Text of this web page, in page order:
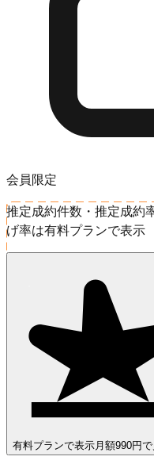
会員限定
推定成約件数・推定成約
げ率は有料プランで表示
有料プランで表示 月額990円で